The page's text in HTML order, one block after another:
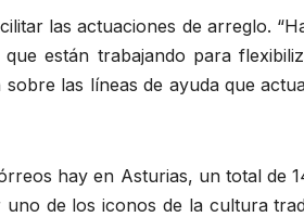
las actuaciones de arreglo.
están trabajando para
las líneas de ayuda que
hay en Asturias, un total de
de los iconos de la cultura